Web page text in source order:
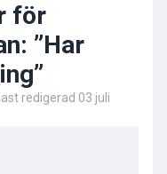
för
”Har
redigerad 03 juli